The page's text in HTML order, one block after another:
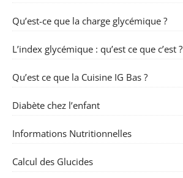
Qu’est-ce que la charge glycémique ?
L’index glycémique : qu’est ce que c’est ?
Qu’est ce que la Cuisine IG Bas ?
Diabète chez l’enfant
Informations Nutritionnelles
Calcul des Glucides